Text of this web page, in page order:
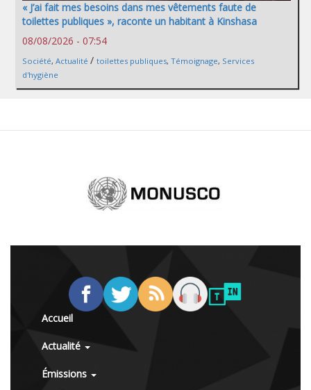
« J’ai fait mes besoins dans mes vêtements faute de
toilettes publiques », raconte un habitant à Kinshasa
08/08/2026 - 07:54
Société, Actualité / toilettes publiques, Témoignage, Services
d'hygiène
Accueil
Actualité
Émissions